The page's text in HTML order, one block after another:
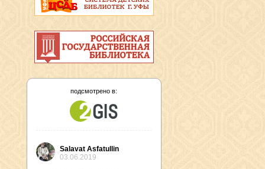
подсмотрено в:
Salavat Asfatullin
03.06.2019